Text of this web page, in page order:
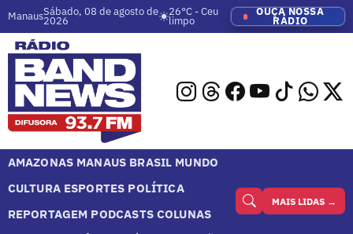
ManausSábado, 08 de agosto de
2026
26°C - Ceu
limpo
OUÇA NOSSA
RÁDIO
AMAZONAS MANAUS BRASIL MUNDO
CULTURA ESPORTES POLÍTICA
REPORTAGEM PODCASTS COLUNAS
MAIS LIDAS →